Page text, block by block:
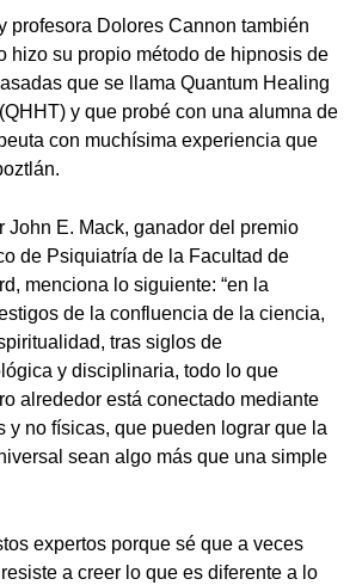
profesora Dolores Cannon también
hizo su propio método de hipnosis de
que se llama Quantum Healing
y que probé con una alumna de
con muchísima experiencia que
John E. Mack, ganador del premio
de Psiquiatría de la Facultad de
menciona lo siguiente: “en la
de la confluencia de la ciencia,
tras siglos de
y disciplinaria, todo lo que
alrededor está conectado mediante
y no físicas, que pueden lograr que la
sean algo más que una simple
expertos porque sé que a veces
a creer lo que es diferente a lo